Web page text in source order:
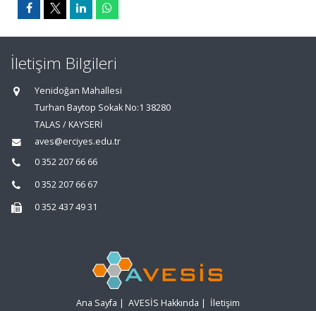
İletişim Bilgileri
Yenidoğan Mahallesi
Turhan Baytop Sokak No:1 38280
TALAS / KAYSERİ
aves@erciyes.edu.tr
0 352 207 66 66
0 352 207 66 67
0 352 437 49 31
Ana Sayfa | AVESİS Hakkında | İletişim